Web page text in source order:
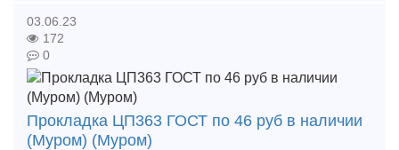
03.06.23
172
0
Прокладка ЦП363 ГОСТ по 46 руб в наличии
(Муром) (Муром)